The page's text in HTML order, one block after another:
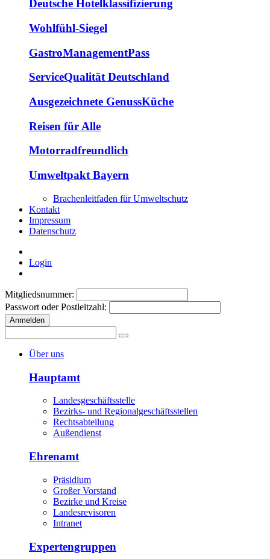
Deutsche Hotelklassifizierung
Wohlfühl-Siegel
GastroManagementPass
ServiceQualität Deutschland
Ausgezeichnete GenussKüche
Reisen für Alle
Motorradfreundlich
Umweltpakt Bayern
Brachenleitfaden für Umweltschutz
Kontakt
Impressum
Datenschutz
Login
Mitgliedsnummer:
Passwort oder Postleitzahl:
Anmelden
Über uns
Hauptamt
Landesgeschäftsstelle
Bezirks- und Regionalgeschäftsstellen
Rechtsabteilung
Außendienst
Ehrenamt
Präsidium
Großer Vorstand
Bezirke und Kreise
Landesrevisoren
Intranet
Expertengruppen